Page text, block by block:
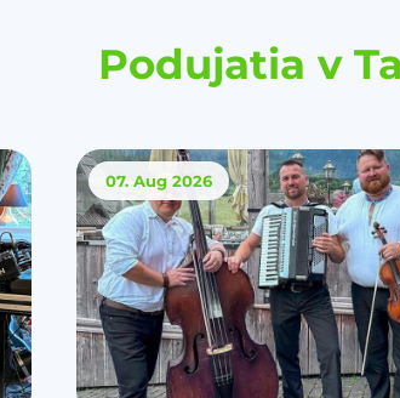
Podujatia v
07. Aug2026